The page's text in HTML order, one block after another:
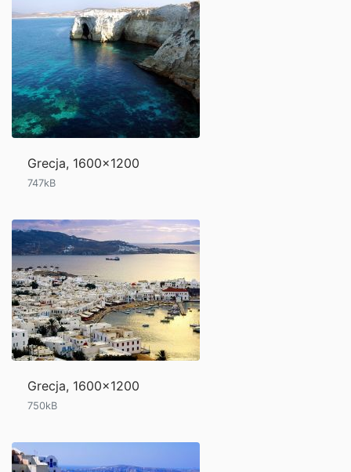
Grecja, 1600x1200
747kB
Grecja, 1600x1200
750kB